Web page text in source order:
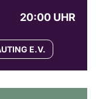
20:00 UHR
E.V.